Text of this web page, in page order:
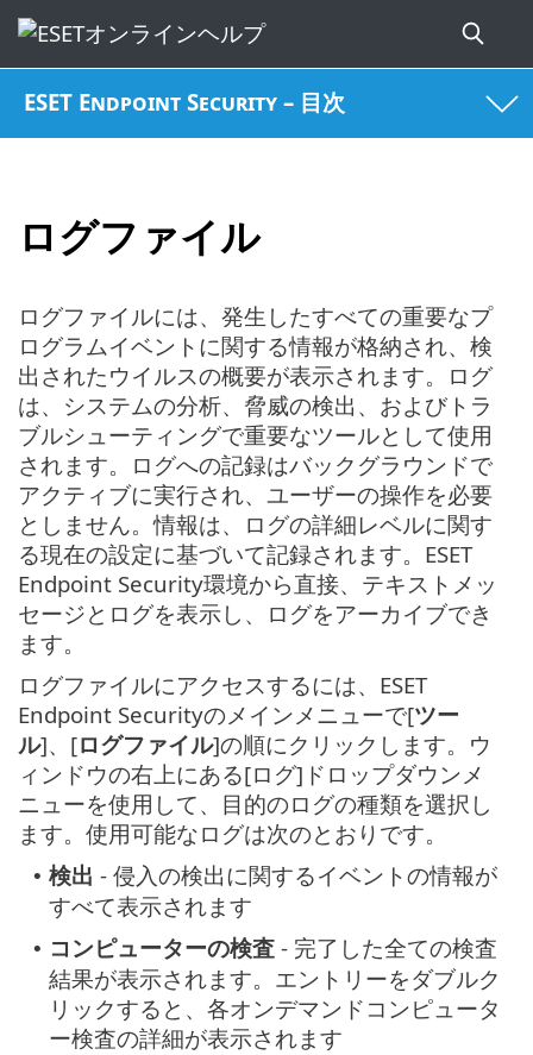
ESET Endpoint Security – 目次
ログファイル
ログファイルには、発生したすべての重要なプ
ログラムイベントに関する情報が格納され、検
出されたウイルスの概要が表示されます。ログ
は、システムの分析、脅威の検出、およびトラ
ブルシューティングで重要なツールとして使用
されます。ログへの記録はバックグラウンドで
アクティブに実行され、ユーザーの操作を必要
としません。情報は、ログの詳細レベルに関す
る現在の設定に基づいて記録されます。ESET
Endpoint Security環境から直接、テキストメッ
セージとログを表示し、ログをアーカイブでき
ます。
ログファイルにアクセスするには、ESET
Endpoint Securityのメインメニューで[ツー
ル]、[ログファイル]の順にクリックします。ウ
ィンドウの右上にある[ログ]ドロップダウンメ
ニューを使用して、目的のログの種類を選択し
ます。使用可能なログは次のとおりです。
• 検出 - 侵入の検出に関するイベントの情報が
すべて表示されます
• コンピューターの検査 - 完了した全ての検査
結果が表示されます。エントリーをダブルク
リックすると、各オンデマンドコンピュータ
ー検査の詳細が表示されます